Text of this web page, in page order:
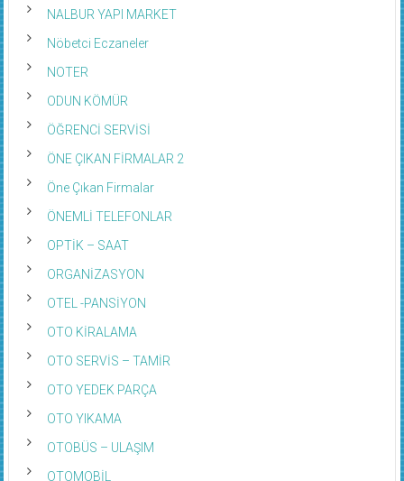
NALBUR YAPI MARKET
Nöbetci Eczaneler
NOTER
ODUN KÖMÜR
ÖĞRENCİ SERVİSİ
ÖNE ÇIKAN FİRMALAR 2
Öne Çıkan Firmalar
ÖNEMLİ TELEFONLAR
OPTİK – SAAT
ORGANİZASYON
OTEL -PANSİYON
OTO KİRALAMA
OTO SERVİS – TAMİR
OTO YEDEK PARÇA
OTO YIKAMA
OTOBÜS – ULAŞIM
OTOMOBİL